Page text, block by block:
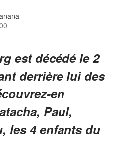
est décédé le 2
derrière lui des
en
Paul,
les 4 enfants du